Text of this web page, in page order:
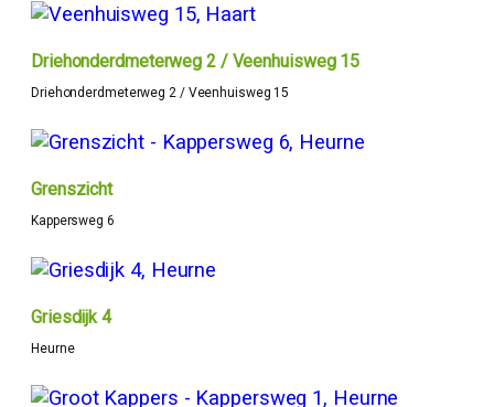
Driehonderdmeterweg 2 / Veenhuisweg 15
Driehonderdmeterweg 2 / Veenhuisweg 15
Grenszicht
Kappersweg 6
Griesdijk 4
Heurne